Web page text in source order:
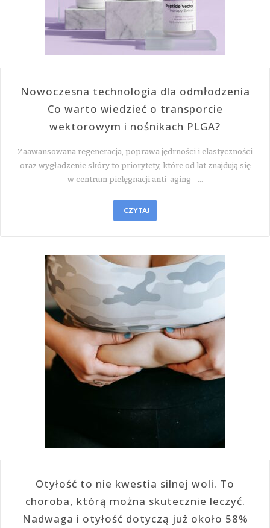
Nowoczesna technologia dla odmłodzenia
Co warto wiedzieć o transporcie
wektorowym i nośnikach PLGA?
Zaawansowana regeneracja, poprawa jędrności i elastyczności
oraz wygładzenie skóry to priorytety, które od lat znajdują się
w centrum pielęgnacji anti-aging –…
CZYTAJ
Otyłość to nie kwestia silnej woli. To
choroba, którą można skutecznie leczyć.
Nadwaga i otyłość dotyczą już około 58%